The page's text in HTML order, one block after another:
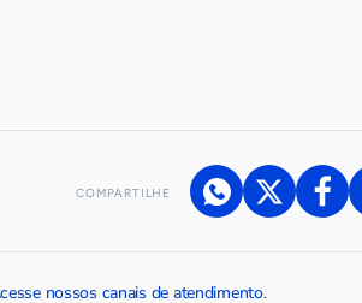
COMPARTILHE
nossos canais de atendimento.